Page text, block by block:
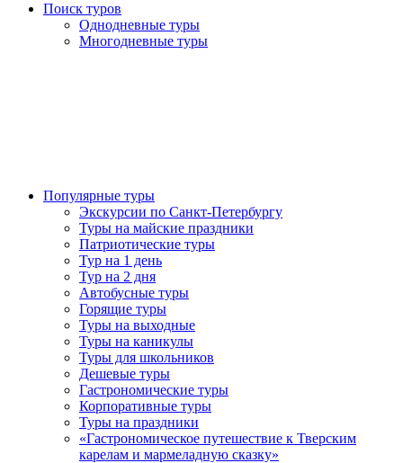
Поиск туров
Однодневные туры
Многодневные туры
Популярные туры
Экскурсии по Санкт-Петербургу
Туры на майские праздники
Патриотические туры
Тур на 1 день
Тур на 2 дня
Автобусные туры
Горящие туры
Туры на выходные
Туры на каникулы
Туры для школьников
Дешевые туры
Гастрономические туры
Корпоративные туры
Туры на праздники
«Гастрономическое путешествие к Тверским
карелам и мармеладную сказку»